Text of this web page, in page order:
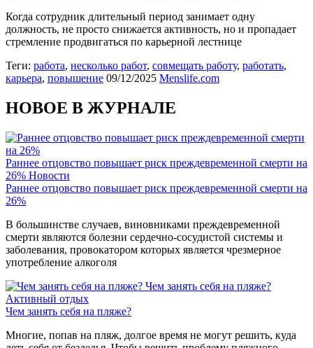
Когда сотрудник длительный период занимает одну
должность, не просто снижается активность, но и пропадает
стремление продвигаться по карьерной лестнице
Теги: работа, несколько работ, совмещать работу, работать,
карьера, повышение 09/12/2025 Menslife.com
НОВОЕ В ЖУРНАЛЕ
Раннее отцовство повышает риск преждевременной смерти на
26% Новости
Раннее отцовство повышает риск преждевременной смерти на
26%
В большинстве случаев, виновниками преждевременной
смерти являются болезни сердечно-сосудистой системы и
заболевания, провокатором которых является чрезмерное
употребление алкоголя
Чем занять себя на пляже?
Активный отдых
Чем занять себя на пляже?
Многие, попав на пляж, долгое время не могут решить, куда